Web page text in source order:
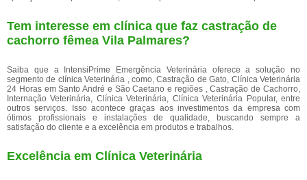
Tem interesse em clínica que faz castração de
cachorro fêmea Vila Palmares?
Saiba que a IntensiPrime Emergência Veterinária oferece a solução no
segmento de clínica Veterinária , como, Castração de Gato, Clínica Veterinária
24 Horas em Santo André e São Caetano e regiões , Castração de Cachorro,
Internação Veterinária, Clínica Veterinária, Clínica Veterinária Popular, entre
outros serviços. Isso acontece graças aos investimentos da empresa com
ótimos profissionais e instalações de qualidade, buscando sempre a
satisfação do cliente e a excelência em produtos e trabalhos.
Excelência em Clínica Veterinária